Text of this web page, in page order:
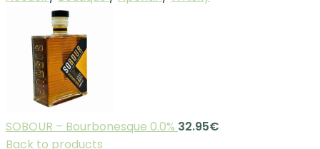
SOBOUR – Bourbonesque 0.0% 32.95€
Back to products